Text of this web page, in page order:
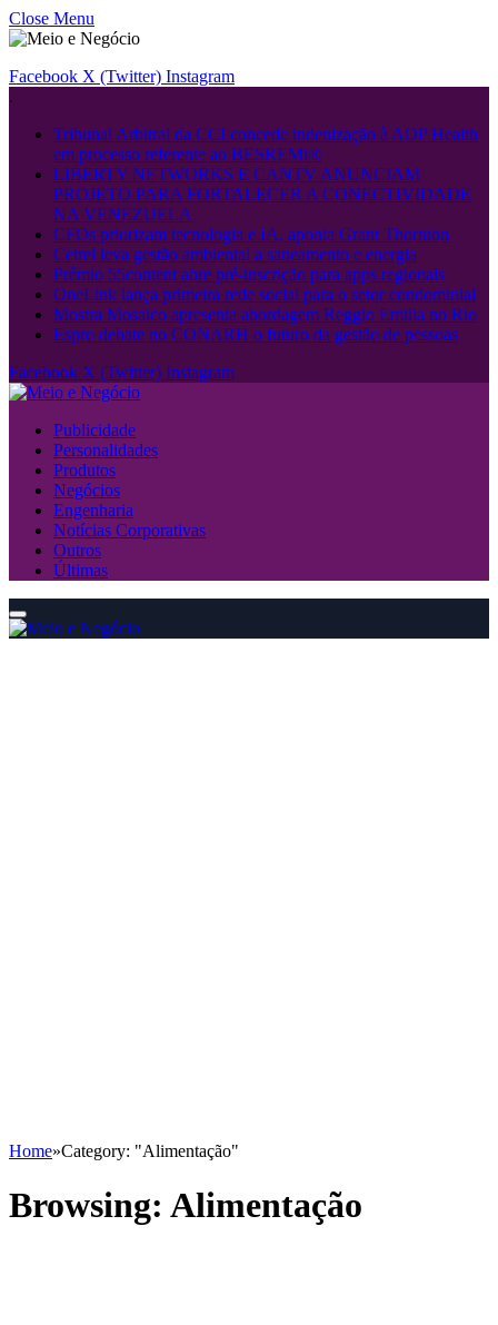
Close Menu
Facebook X (Twitter) Instagram
.
Tribunal Arbitral da CCI concede indenização à AOP Health
em processo referente ao BESREMi®
LIBERTY NETWORKS E CANTV ANUNCIAM
PROJETO PARA FORTALECER A CONECTIVIDADE
NA VENEZUELA
CFOs priorizam tecnologia e IA, aponta Grant Thornton
Cetrel leva gestão ambiental a saneamento e energia
Prêmio 55content abre pré-inscrição para apps regionais
OneLink lança primeira rede social para o setor condominial
Mostra Mosaico apresenta abordagem Reggio Emilia no Rio
Espro debate no CONARH o futuro da gestão de pessoas
Facebook X (Twitter) Instagram
Publicidade
Personalidades
Produtos
Negócios
Engenharia
Notícias Corporativas
Outros
Últimas
Home»Category: "Alimentação"
Browsing: Alimentação